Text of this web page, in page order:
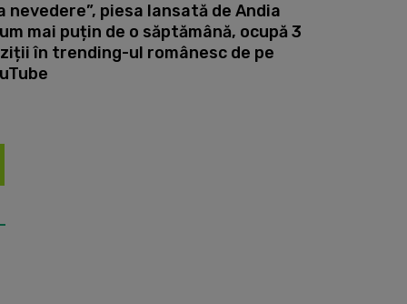
nevedere”, piesa lansată de Andia
mai puțin de o săptămână, ocupă 3
în trending-ul românesc de pe